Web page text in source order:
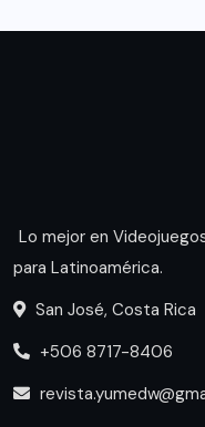
Lo mejor en
para Latinoamérica.
San José, Costa Rica
+506 8717-8406